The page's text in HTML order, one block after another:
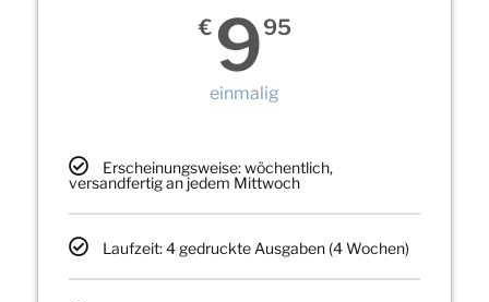
€ 995
einmalig
Erscheinungsweise: wöchentlich,
versandfertig an jedem Mittwoch
Laufzeit: 4 gedruckte Ausgaben (4 Wochen)